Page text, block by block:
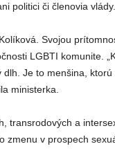
politici či členovia vlády.
Svojou
LGBTI komunite.
Je to menšina, ktorú
ministerka.
transrodových a
zmenu v prospech